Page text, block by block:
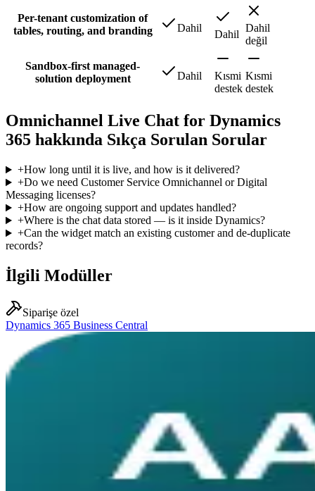
Per-tenant customization of
tables, routing, and branding
Dahil
Dahil
Dahil
değil
Sandbox-first managed-
solution deployment
Dahil
Kısmi
destek
Kısmi
destek
Omnichannel Live Chat for Dynamics
365 hakkında Sıkça Sorulan Sorular
+How long until it is live, and how is it delivered?
+Do we need Customer Service Omnichannel or Digital
Messaging licenses?
+How are ongoing support and updates handled?
+Where is the chat data stored — is it inside Dynamics?
+Can the widget match an existing customer and de-duplicate
records?
İlgili Modüller
Siparişe özel
Dynamics 365 Business Central